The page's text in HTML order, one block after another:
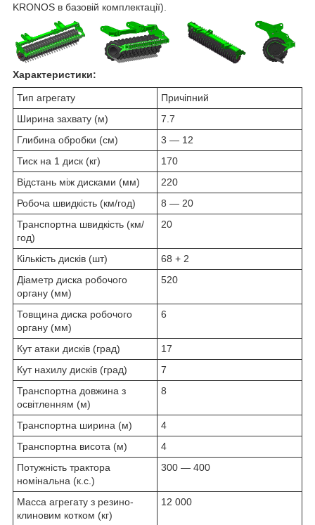
KRONOS в базовій комплектації).
Характеристики:
Тип агрегату
Причіпний
Ширина захвату (м)
7.7
Глибина обробки (см)
3 — 12
Тиск на 1 диск (кг)
170
Відстань між дисками (мм)
220
Робоча швидкість (км/год)
8 — 20
Транспортна швидкість (км/
год)
20
Кількість дисків (шт)
68 + 2
Діаметр диска робочого
органу (мм)
520
Товщина диска робочого
органу (мм)
6
Кут атаки дисків (град)
17
Кут нахилу дисків (град)
7
Транспортна довжина з
освітленням (м)
8
Транспортна ширина (м)
4
Транспортна висота (м)
4
Потужність трактора
номінальна (к.с.)
300 — 400
Масса агрегату з резино-
клиновим котком (кг)
12 000